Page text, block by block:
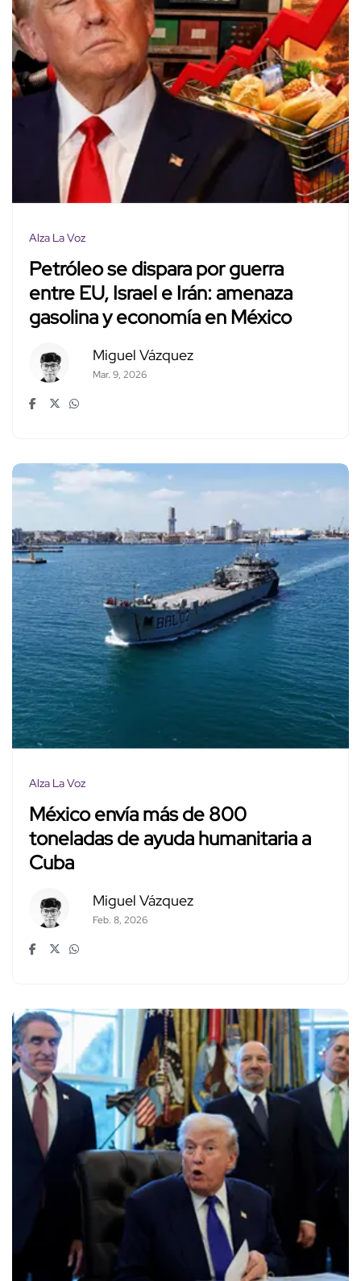
Alza La Voz
Petróleo se dispara por guerra
entre EU, Israel e Irán: amenaza
gasolina y economía en México
Miguel Vázquez
Mar. 9, 2026
Alza La Voz
México envía más de 800
toneladas de ayuda humanitaria a
Cuba
Miguel Vázquez
Feb. 8, 2026